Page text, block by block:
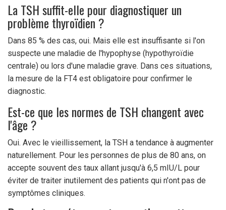
La TSH suffit-elle pour diagnostiquer un
problème thyroïdien ?
Dans 85 % des cas, oui. Mais elle est insuffisante si l'on
suspecte une maladie de l'hypophyse (hypothyroïdie
centrale) ou lors d'une maladie grave. Dans ces situations,
la mesure de la FT4 est obligatoire pour confirmer le
diagnostic.
Est-ce que les normes de TSH changent avec
l'âge ?
Oui. Avec le vieillissement, la TSH a tendance à augmenter
naturellement. Pour les personnes de plus de 80 ans, on
accepte souvent des taux allant jusqu'à 6,5 mIU/L pour
éviter de traiter inutilement des patients qui n'ont pas de
symptômes cliniques.